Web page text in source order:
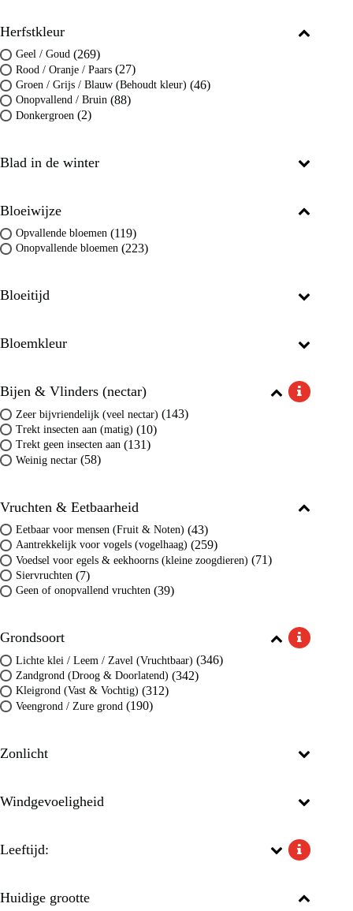
Herfstkleur
Geel / Goud (269)
Rood / Oranje / Paars (27)
Groen / Grijs / Blauw (Behoudt kleur) (46)
Onopvallend / Bruin (88)
Donkergroen (2)
Blad in de winter
Bloeiwijze
Opvallende bloemen (119)
Onopvallende bloemen (223)
Bloeitijd
Bloemkleur
Bijen & Vlinders (nectar)
Zeer bijvriendelijk (veel nectar) (143)
Trekt insecten aan (matig) (10)
Trekt geen insecten aan (131)
Weinig nectar (58)
Vruchten & Eetbaarheid
Eetbaar voor mensen (Fruit & Noten) (43)
Aantrekkelijk voor vogels (vogelhaag) (259)
Voedsel voor egels & eekhoorns (kleine zoogdieren) (71)
Siervruchten (7)
Geen of onopvallend vruchten (39)
Grondsoort
Lichte klei / Leem / Zavel (Vruchtbaar) (346)
Zandgrond (Droog & Doorlatend) (342)
Kleigrond (Vast & Vochtig) (312)
Veengrond / Zure grond (190)
Zonlicht
Windgevoeligheid
Leeftijd:
Huidige grootte